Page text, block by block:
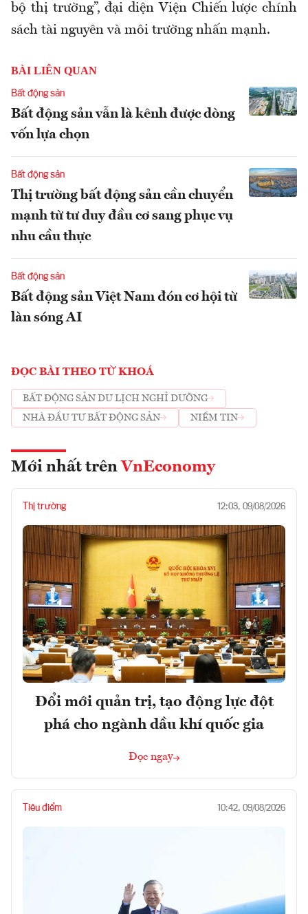
bộ thị trường”, đại diện Viện Chiến lược chính
sách tài nguyên và môi trườngnhấn mạnh.
BÀI LIÊN QUAN
Bất động sản
Bất động sản vẫn là kênh được dòng
vốn lựa chọn
Bất động sản
Thị trường bất động sản cần chuyển
mạnh từ tư duy đầu cơ sang phục vụ
nhu cầu thực
Bất động sản
Bất động sản Việt Nam đón cơ hội từ
làn sóng AI
ĐỌC BÀI THEO TỪ KHOÁ
BẤT ĐỘNG SẢN DU LỊCH NGHỈ DƯỠNG
NHÀ ĐẦU TƯ BẤT ĐỘNG SẢN
NIỀM TIN
Mới nhất trên VnEconomy
Thị trường 12:03, 09/08/2026
Đổi mới quản trị, tạo động lực đột
phá cho ngành dầu khí quốc gia
Đọc ngay
Tiêu điểm 10:42, 09/08/2026